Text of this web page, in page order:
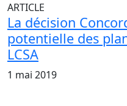
ARTICLE
La décision
potentielle des
LCSA
1 mai 2019